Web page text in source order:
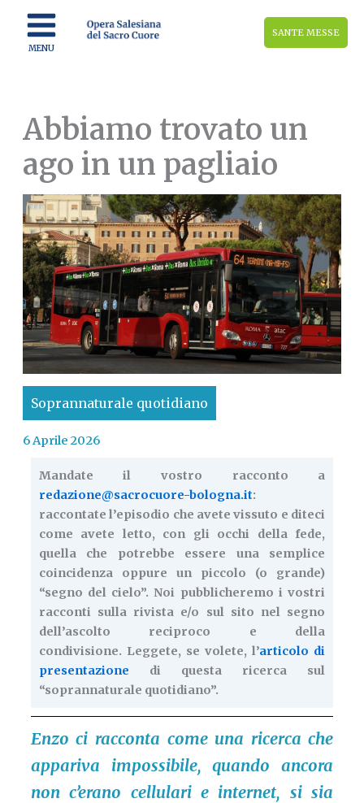
contenuto
MENU
SANTE MESSE
Abbiamo trovato un
ago in un pagliaio
Soprannaturale quotidiano
6 Aprile 2026
Mandate il vostro racconto a
redazione@sacrocuore-bologna.it:
raccontate l’episodio che avete vissuto e diteci
come avete letto, con gli occhi della fede,
quella che potrebbe essere una semplice
coincidenza oppure un piccolo (o grande)
“segno del cielo”. Noi pubblicheremo i vostri
racconti sulla rivista e/o sul sito nel segno
dell’ascolto reciproco e della
condivisione. Leggete, se volete, l’articolo di
presentazione di questa ricerca sul
“soprannaturale quotidiano”.
Enzo ci racconta come una ricerca che
appariva impossibile, quando ancora
non c’erano cellulari e internet, si sia